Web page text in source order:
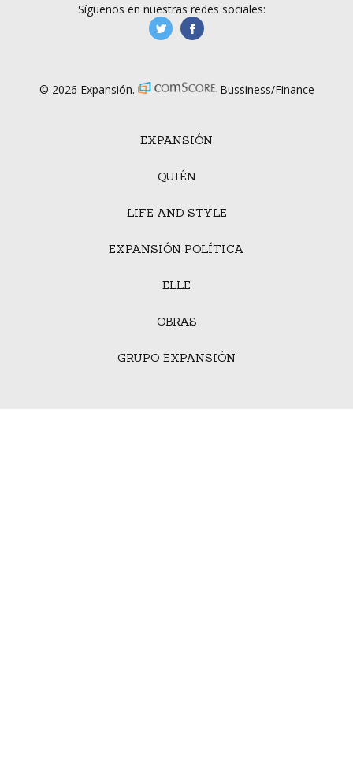
EXPANSIÓN
QUIÉN
LIFE AND STYLE
EXPANSIÓN POLÍTICA
ELLE
OBRAS
GRUPO EXPANSIÓN
Síguenos en nuestras redes sociales:
manufacturaGE
© 2026 Expansión. Bussiness/Finance